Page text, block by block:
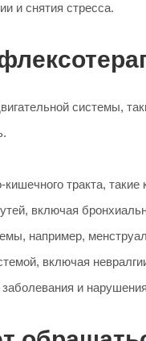
и снятия стресса.
системы,
тракта,
включая
например,
включая
и